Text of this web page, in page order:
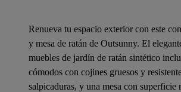
Renueva tu espacio exterior con este
y mesa de ratán de Outsunny. El
muebles de jardín de ratán sintético
cómodos con cojines gruesos y
salpicaduras, y una mesa con superficie